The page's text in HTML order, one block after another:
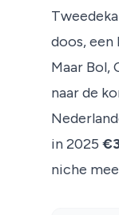
doos,
Maar Bol,
naar de
in 2025
niche